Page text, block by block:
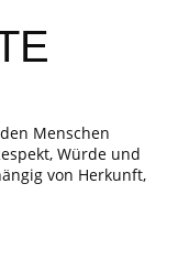
Menschen
Würde und
von Herkunft,